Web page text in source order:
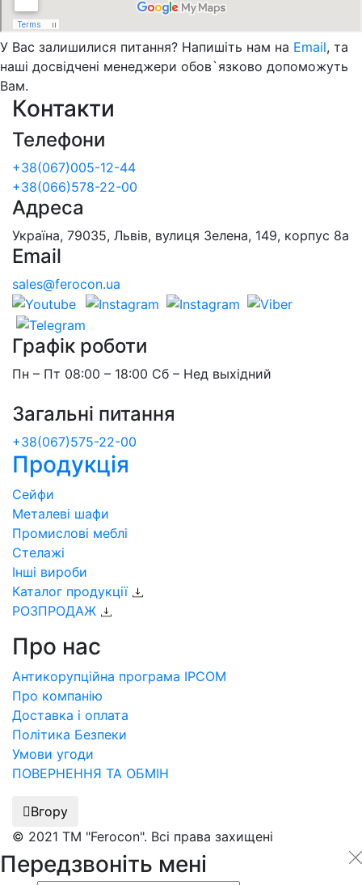
У Вас залишилися питання? Напишіть нам на Email, та
наші досвідчені менеджери обов`язково допоможуть
Вам.
Контакти
Телефони
+38(067)005-12-44
+38(066)578-22-00
Адреса
Україна, 79035, Львів, вулиця Зелена, 149, корпус 8а
Email
sales@ferocon.ua
Графік роботи
Пн – Пт 08:00 – 18:00 Сб – Нед выхідний
Загальні питання
+38(067)575-22-00
Продукція
Сейфи
Металеві шафи
Промислові меблі
Стелажі
Інші вироби
Каталог продукції
РОЗПРОДАЖ
Про нас
Антикорупційна програма IPCOM
Про компанію
Доставка і оплата
Політика Безпеки
Умови угоди
ПОВЕРНЕННЯ ТА ОБМІН
Вгору
© 2021 ТМ "Ferocon". Всі права захищені
Передзвоніть мені